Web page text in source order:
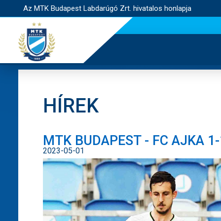
Az MTK Budapest Labdarúgó Zrt. hivatalos honlapja
HÍREK
MTK BUDAPEST - FC AJKA
2023-05-01